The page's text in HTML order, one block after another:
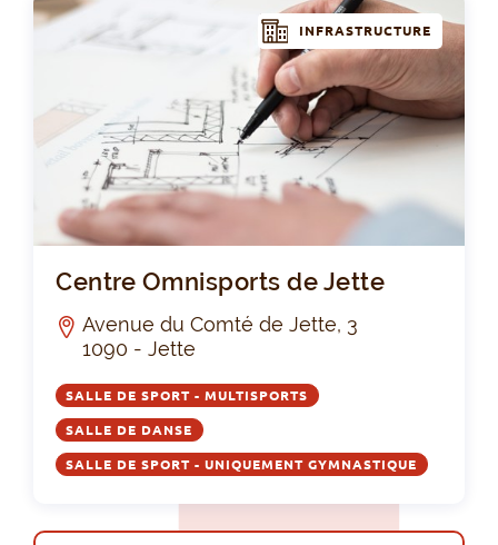
INFRASTRUCTURE
Centre Omnisports de Jette
Avenue du Comté de Jette, 3
1090 - Jette
SALLE DE SPORT - MULTISPORTS
SALLE DE DANSE
SALLE DE SPORT - UNIQUEMENT GYMNASTIQUE